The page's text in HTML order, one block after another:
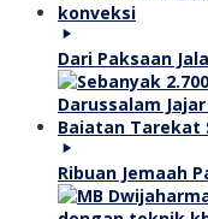
Dari Paksaan
Ribuan Jemaah